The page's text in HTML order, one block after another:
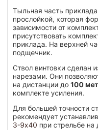
Тыльная часть
прослойкой, которая
зависимости от
присутствовать
приклада. На верхней
подщечник.
Ствол винтовки сделан
нарезами. Они
на дистанции до 100
комплекте усиления.
Для большей точности
рекомендует
3-9х40 при стрельбе